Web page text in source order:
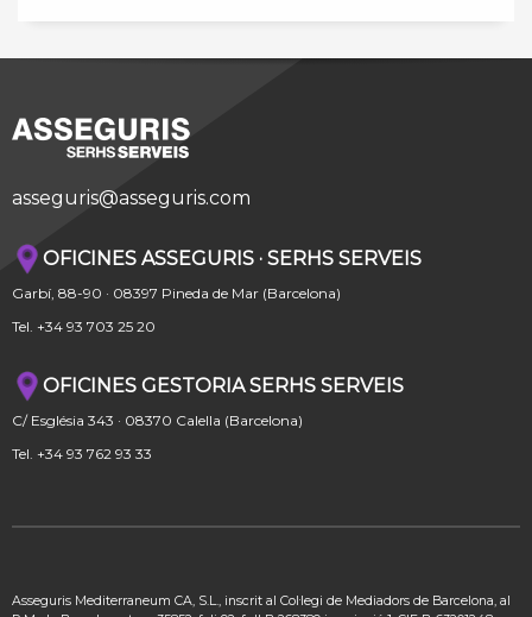
asseguris@asseguris.com
OFICINES ASSEGURIS · SERHS SERVEIS
Garbí, 88-90 · 08397 Pineda de Mar (Barcelona)
Tel. +34 93 703 25 20
OFICINES GESTORIA SERHS SERVEIS
C/ Església 343 · 08370 Calella (Barcelona)
Tel. +34 93 762 93 33
Asseguris Mediterraneum CA, S.L., inscrit al Col·legi de Mediadors de Barcelona, al